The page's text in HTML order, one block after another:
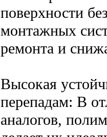
поверхности
монтажных
ремонта и
Высокая
перепадам: В
аналогов,